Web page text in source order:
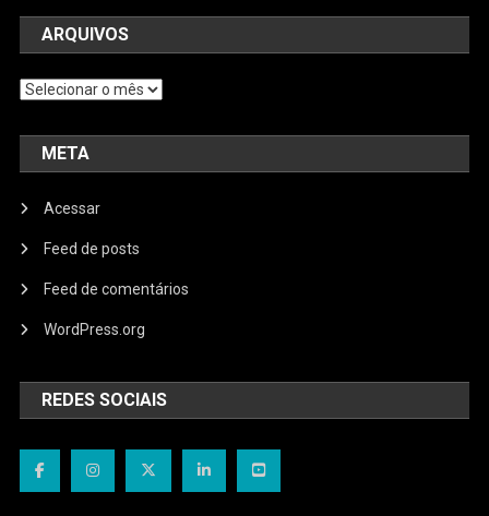
ARQUIVOS
Arquivos
META
Acessar
Feed de posts
Feed de comentários
WordPress.org
REDES SOCIAIS